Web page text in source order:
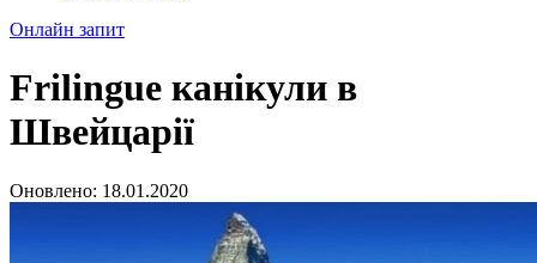
Онлайн запит
Frilingue канікули в
Швейцарії
Оновлено: 18.01.2020